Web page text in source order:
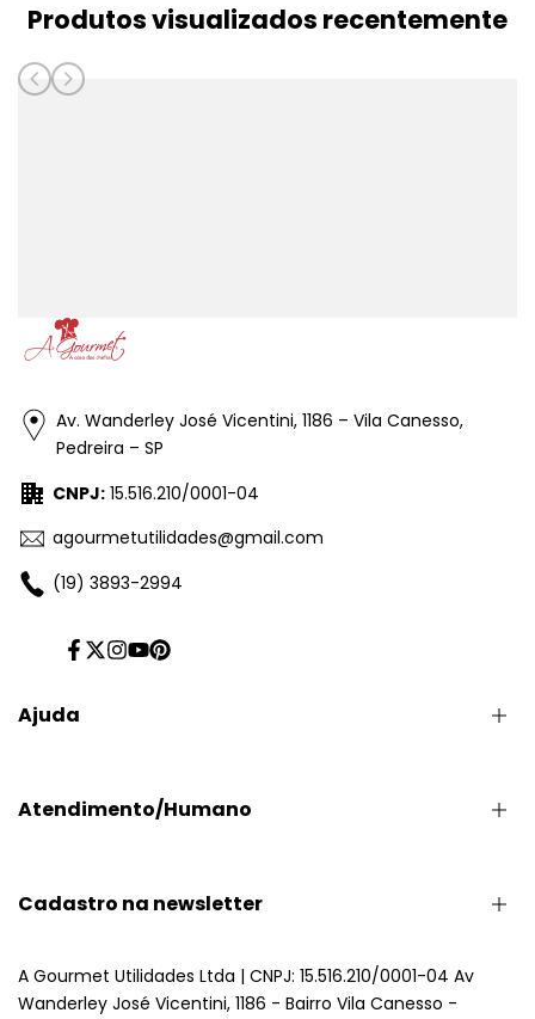
Produtos visualizados recentemente
Av. Wanderley José Vicentini, 1186 – Vila Canesso,
Pedreira – SP
CNPJ: 15.516.210/0001-04
agourmetutilidades@gmail.com
(19) 3893-2994
Facebook
Twitter
Intagram
Youtube
Pinterest
Ajuda
Minha Conta
Formas de Pagamento
Atendimento/Humano
(19) 3893-2994
Cadastro na newsletter
Assine nossa newsletter e ganhe 5% de desconto.
A Gourmet Utilidades Ltda | CNPJ: 15.516.210/0001-04 Av
Wanderley José Vicentini, 1186 - Bairro Vila Canesso -